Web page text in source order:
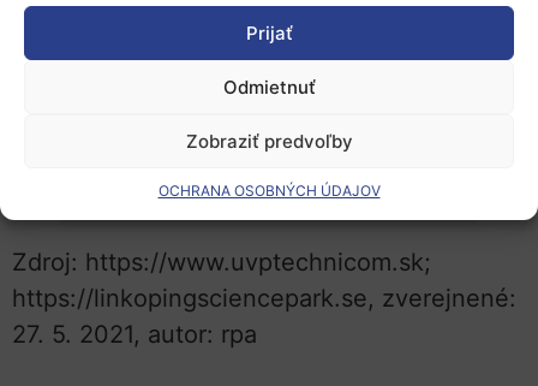
Prijať
Odmietnuť
Zobraziť predvoľby
OCHRANA OSOBNÝCH ÚDAJOV
Zdroj: https://www.uvptechnicom.sk;
https://linkopingsciencepark.se, zverejnené:
27. 5. 2021, autor: rpa